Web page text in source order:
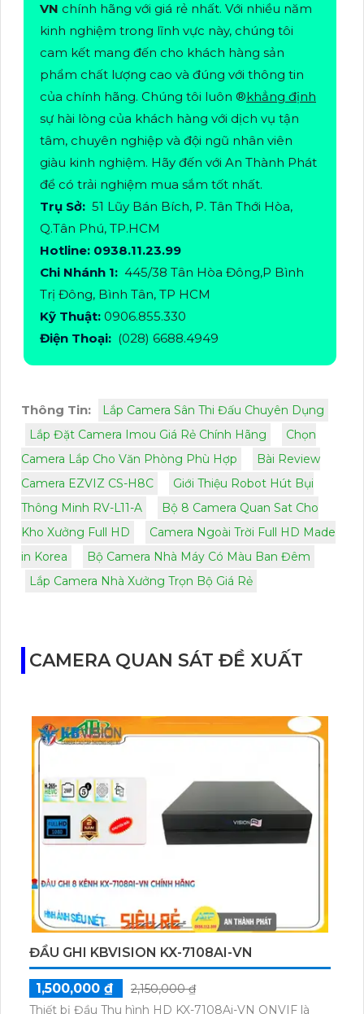
VN chính hãng với giá rẻ nhất. Với nhiều năm
kinh nghiệm trong lĩnh vực này, chúng tôi
cam kết mang đến cho khách hàng sản
phẩm chất lượng cao và đúng với thông tin
của chính hãng. Chúng tôi luôn ®️khẳng định
sự hài lòng của khách hàng với dịch vụ tận
tâm, chuyên nghiệp và đội ngũ nhân viên
giàu kinh nghiệm. Hãy đến với An Thành Phát
để có trải nghiệm mua sắm tốt nhất.
Trụ Sở: 51 Lũy Bán Bích, P. Tân Thới Hòa,
Q.Tân Phú, TP.HCM
Hotline: 0938.11.23.99
Chi Nhánh 1: 445/38 Tân Hòa Đông,P Bình
Trị Đông, Bình Tân, TP HCM
Kỹ Thuật: 0906.855.330
Điện Thoại: (028) 6688.4949
Thông Tin:
Lắp Camera Sân Thi Đấu Chuyên Dụng
Lắp Đặt Camera Imou Giá Rẻ Chính Hãng
Chọn
Camera Lắp Cho Văn Phòng Phù Hợp
Bài Review
Camera EZVIZ CS-H8C
Giới Thiệu Robot Hút Bụi
Thông Minh RV-L11-A
Bộ 8 Camera Quan Sat Cho
Kho Xưởng Full HD
Camera Ngoài Trời Full HD Made
in Korea
Bộ Camera Nhà Máy Có Màu Ban Đêm
Lắp Camera Nhà Xưởng Trọn Bộ Giá Rẻ
CAMERA QUAN SÁT ĐỀ XUẤT
ĐẦU GHI KBVISION KX-7108AI-VN
1,500,000 ₫
2,150,000 ₫
Thiết bị Đầu Thu hình HD KX-7108Ai-VN ONVIF là